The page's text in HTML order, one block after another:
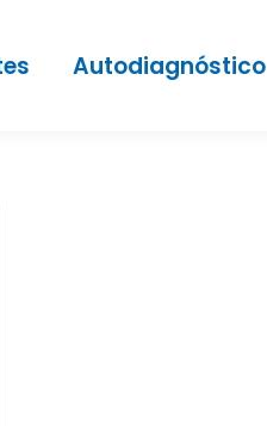
Autodiagnóstico